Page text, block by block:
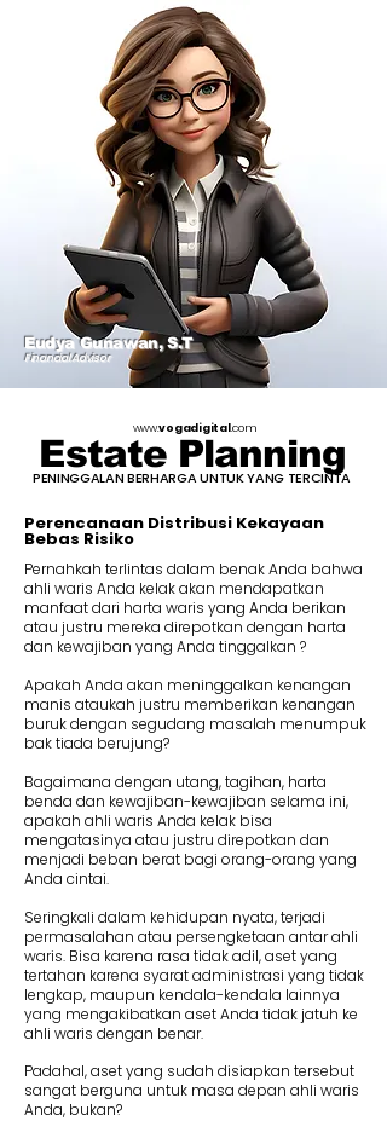
Financial Advisor
Eudya Gunawan, S.T
Estate Planning
PENINGGALAN BERHARGA UNTUK YANG TERCINTA
www.vogadigital.com
Perencanaan Distribusi Kekayaan
Bebas Risiko
Pernahkah terlintas dalam benak Anda bahwa
ahli waris Anda kelak akan mendapatkan
manfaat dari harta waris yang Anda berikan
atau justru mereka direpotkan dengan harta
dan kewajiban yang Anda tinggalkan ?
Apakah Anda akan meninggalkan kenangan
manis ataukah justru memberikan kenangan
buruk dengan segudang masalah menumpuk
bak tiada berujung?
Bagaimana dengan utang, tagihan, harta
benda dan kewajiban-kewajiban selama ini,
apakah ahli waris Anda kelak bisa
mengatasinya atau justru direpotkan dan
menjadi beban berat bagi orang-orang yang
Anda cintai.
Seringkali dalam kehidupan nyata, terjadi
permasalahan atau persengketaan antar ahli
waris. Bisa karena rasa tidak adil, aset yang
tertahan karena syarat administrasi yang tidak
lengkap, maupun kendala-kendala lainnya
yang mengakibatkan aset Anda tidak jatuh ke
ahli waris dengan benar.
Padahal, aset yang sudah disiapkan tersebut
sangat berguna untuk masa depan ahli waris
Anda, bukan?